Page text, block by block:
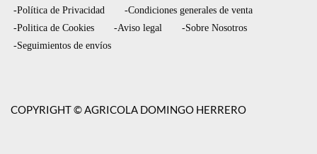
-Política de Privacidad
-Condiciones generales de venta
-Politica de Cookies
-Aviso legal
-Sobre Nosotros
-Seguimientos de envíos
COPYRIGHT © AGRICOLA DOMINGO HERRERO